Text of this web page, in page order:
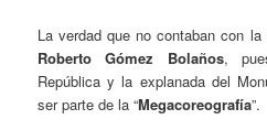
La verdad que no contaban con
Roberto Gómez Bolaños,
República y la explanada del
ser parte de la “Megacoreografía”.